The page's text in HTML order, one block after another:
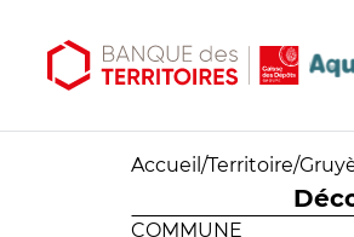
Accueil /Territoire/
COMMUNE